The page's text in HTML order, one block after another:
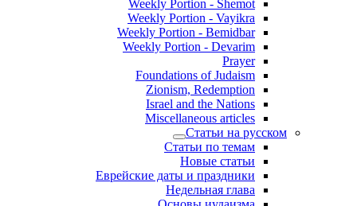
Weekly Portion - Shemot
Weekly Portion - Vayikra
Weekly Portion - Bemidbar
Weekly Portion - Devarim
Prayer
Foundations of Judaism
Zionism, Redemption
Israel and the Nations
Miscellaneous articles
Статьи на русском
Статьи по темам
Новые статьи
Еврейские даты и праздники
Недельная глава